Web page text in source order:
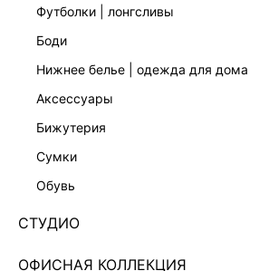
футболки | лонгсливы
боди
нижнее белье | одежда для дома
аксессуары
бижутерия
сумки
обувь
СТУДИО
ОФИСНАЯ КОЛЛЕКЦИЯ
240